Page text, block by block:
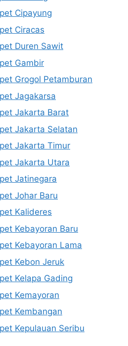
Cipayung
Ciracas
Duren Sawit
Gambir
Grogol Petamburan
Jagakarsa
Jakarta Barat
Jakarta Selatan
Jakarta Timur
Jakarta Utara
Jatinegara
Johar Baru
Kalideres
Kebayoran Baru
Kebayoran Lama
Kebon Jeruk
Kelapa Gading
Kemayoran
Kembangan
Kepulauan Seribu